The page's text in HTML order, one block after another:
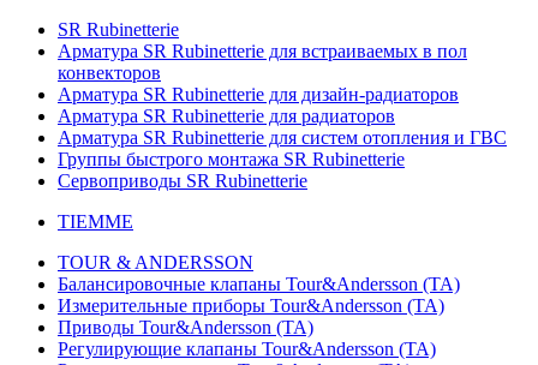
SR Rubinetterie
Арматура SR Rubinetterie для встраиваемых в пол
конвекторов
Арматура SR Rubinetterie для дизайн-радиаторов
Арматура SR Rubinetterie для радиаторов
Арматура SR Rubinetterie для систем отопления и ГВС
Группы быстрого монтажа SR Rubinetterie
Сервоприводы SR Rubinetterie
TIEMME
TOUR & ANDERSSON
Балансировочные клапаны Tour&Andersson (TA)
Измерительные приборы Tour&Andersson (TA)
Приводы Tour&Andersson (TA)
Регулирующие клапаны Tour&Andersson (TA)